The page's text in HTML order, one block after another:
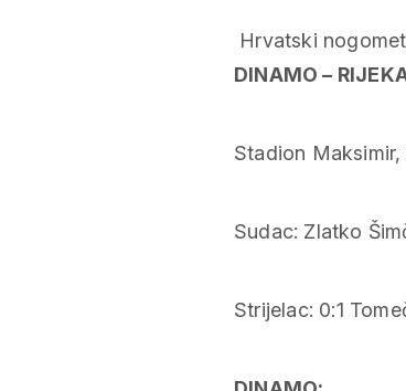
Hrvatski
DINAMO –
Stadion
Sudac: Zlatko
Strijelac: 0:1